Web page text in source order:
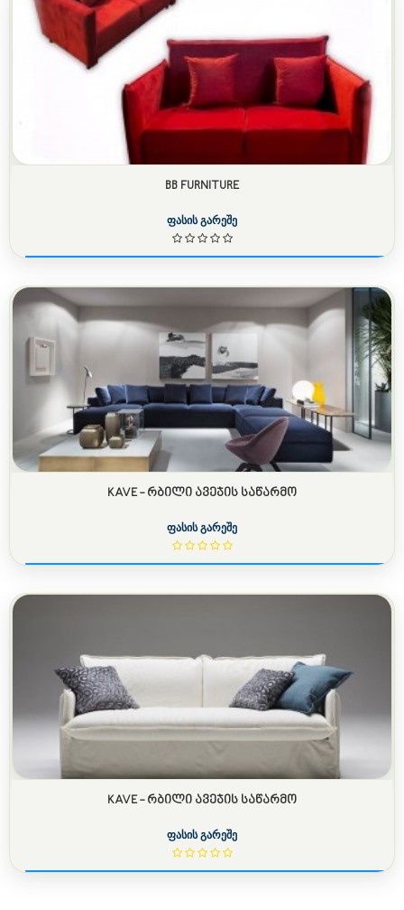
BB FURNITURE
ფასის გარეშე
KAVE - ᲠᲑᲘᲚᲘ ᲐᲕᲔᲯᲘᲡ ᲡᲐᲬᲐᲠᲛᲝ
ფასის გარეშე
KAVE - ᲠᲑᲘᲚᲘ ᲐᲕᲔᲯᲘᲡ ᲡᲐᲬᲐᲠᲛᲝ
ფასის გარეშე